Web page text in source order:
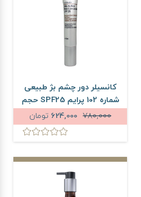
کانسیلر دور چشم بژ طبیعی
شماره 102 پرایم SPF25 حجم
15 میلی لیتر
780,000 تومان